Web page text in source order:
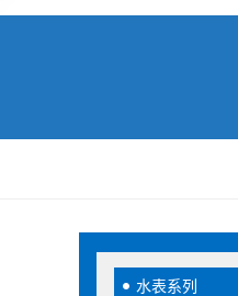
水表系列